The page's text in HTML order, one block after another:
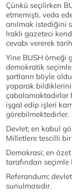
Çünkü seçilirken
etmemişti, veda
anılmak istediğini
Iraklı gazeteci
cevabı vererek
Yine BUSH örneği
demokratik
şartların böyle
yaparak bildiklerini
çabalamaktadırlar
işgal edip işleri
görebilmektedirler.
Devlet; en kabul
Milletlere tescilli
Demokrasi; en
tarafından
Referandum;
sunulmasıdır.